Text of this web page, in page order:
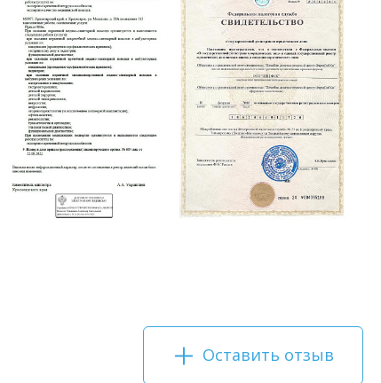
Оставить отзыв